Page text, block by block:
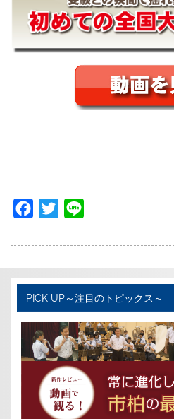
c
e
b
o
k
i
t
r
n
PICK UP～注目のトピックス～